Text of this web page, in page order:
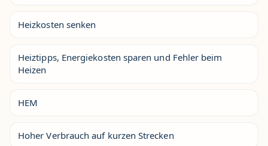
Heizkosten senken
Heiztipps, Energiekosten sparen und Fehler beim
Heizen
HEM
Hoher Verbrauch auf kurzen Strecken